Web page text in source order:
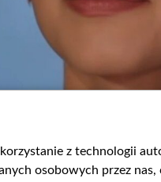
z technologii
osobowych przez